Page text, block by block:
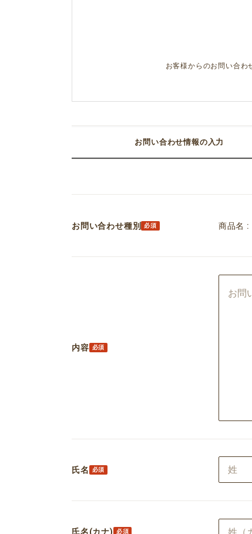
お客様からのお問い合わ
お問い合わせ情報の入力
お問い合わせ種別 商品名 :
内容
氏名
氏名(カナ)